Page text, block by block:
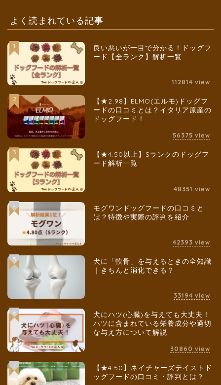
よく読まれている記事
1
良い悪いが一目で分かる！ドッグフ
ード【全ランク】解析一覧
112814 view
2
【★2.98】ELMO(エルモ)ドッグフ
ードの口コミとは？イタリア原産の
ドッグフード！
56375 view
3
【★4.50以上】Sランクのドッグフ
ード解析一覧
48351 view
4
モグワンドッグフードの口コミと
は？特徴や実際の評判を紹介
42393 view
5
犬に「軟骨」を与えるときの全知識
｜きちんと消化できる？
33194 view
6
犬にハツ(心臓)を与えても大丈夫！
ハツに含まれている栄養成分や適切
な与え方について解説
30860 view
7
【★4.50】ネイチャーズテイストド
ッグフードの口コミ・評判とは？